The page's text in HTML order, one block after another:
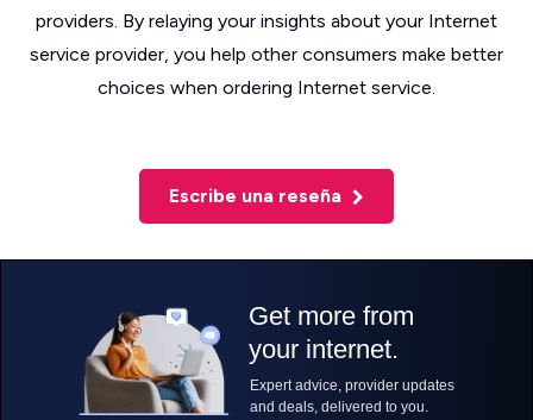
providers. By relaying your insights about your Internet
service provider, you help other consumers make better
choices when ordering Internet service.
Escribe una reseña